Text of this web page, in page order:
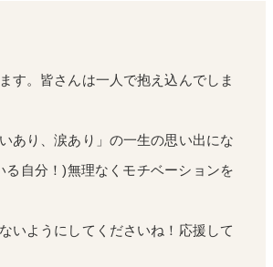
す。皆さんは一人で抱え込んでしま
あり、涙あり」の一生の思い出にな
自分！)無理なくモチベーションを
いようにしてくださいね！応援して